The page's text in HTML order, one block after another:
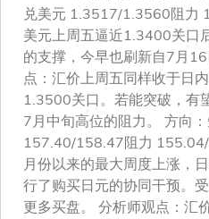
兑美元 1.3517/1.3560阻力
美元上周五逼近1.3400关口
的支撑，今早也刷新自7月
点：汇价上周五同样收于日
1.3500关口。若能突破，有
7月中旬高位的阻力。 方向
157.40/158.47阻力
月份以来的最大周度上涨，
行了购买日元的协同干预。
更多买盘。 分析师观点：汇